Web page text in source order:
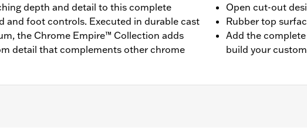
depth and detail to this complete
and foot controls. Executed in durable cast
the Chrome Empire™ Collection adds
detail that complements other chrome
Open cut-out
Rubber top
Add the
build your